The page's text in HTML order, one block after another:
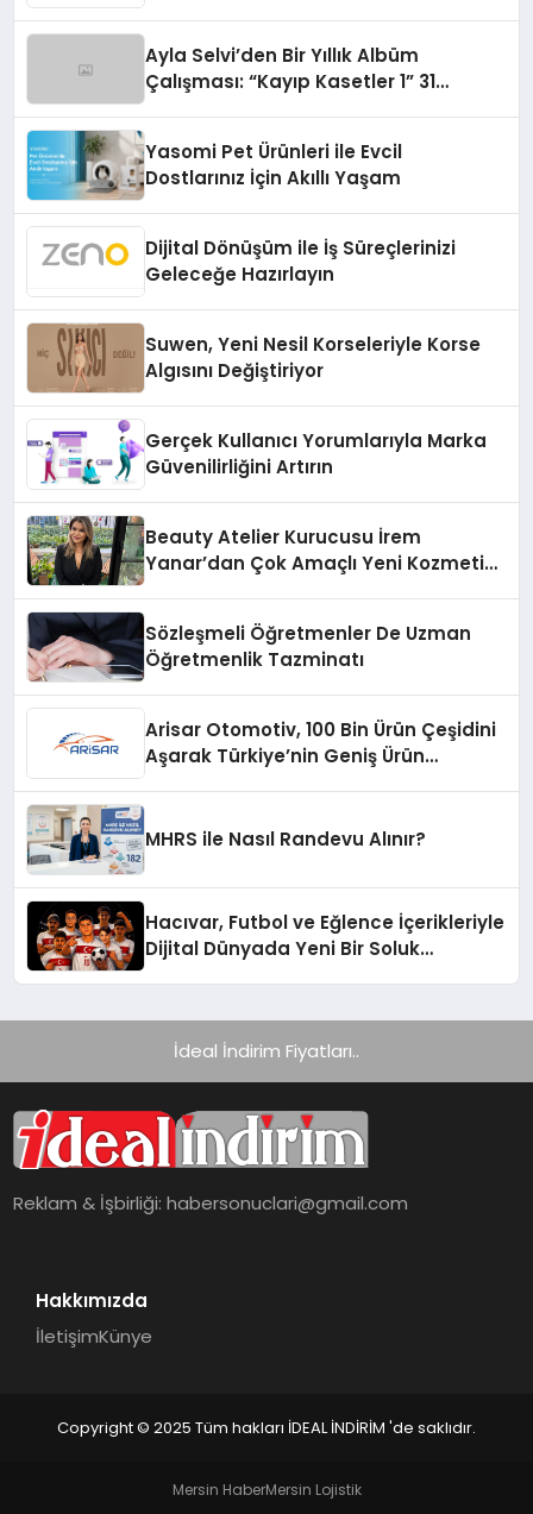
Ayla Selvi’den Bir Yıllık Albüm
Çalışması: “Kayıp Kasetler 1” 31
Yasomi Pet Ürünleri ile Evcil
Dostlarınız İçin Akıllı Yaşam
Dijital Dönüşüm ile İş Süreçlerinizi
Geleceğe Hazırlayın
Suwen, Yeni Nesil Korseleriyle Korse
Algısını Değiştiriyor
Gerçek Kullanıcı Yorumlarıyla Marka
Güvenilirliğini Artırın
Beauty Atelier Kurucusu İrem
Yanar’dan Çok Amaçlı Yeni Kozmetik
Sözleşmeli Öğretmenler De Uzman
Öğretmenlik Tazminatı
Arisar Otomotiv, 100 Bin Ürün Çeşidini
Aşarak Türkiye’nin Geniş Ürün
MHRS ile Nasıl Randevu Alınır?
Hacıvar, Futbol ve Eğlence İçerikleriyle
Dijital Dünyada Yeni Bir Soluk
İdeal İndirim Fiyatları..
Reklam & İşbirliği:habersonuclari@gmail.com
Hakkımızda
İletişimKünye
Copyright © 2025 Tüm hakları İDEAL İNDİRİM 'de saklıdır.
Mersin HaberMersin Lojistik